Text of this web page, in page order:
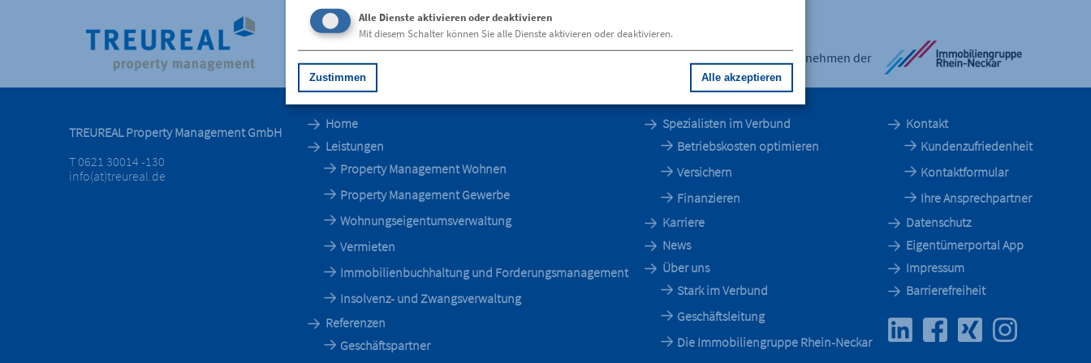
Ein Unternehmen der
TREUREAL Property Management GmbH
T 0621 30014 -130
info(at)treureal.de
Home
Leistungen
Property Management Wohnen
Property Management Gewerbe
Wohnungseigentumsverwaltung
Vermieten
Immobilienbuchhaltung und Forderungsmanagement
Insolvenz- und Zwangsverwaltung
Referenzen
Geschäftspartner
Spezialisten im Verbund
Betriebskosten optimieren
Versichern
Finanzieren
Karriere
News
Über uns
Stark im Verbund
Geschäftsleitung
Die Immobiliengruppe Rhein-Neckar
Kontakt
Kundenzufriedenheit
Kontaktformular
Ihre Ansprechpartner
Datenschutz
Eigentümerportal App
Impressum
Barrierefreiheit
Alle Dienste aktivieren oder deaktivieren
Mit diesem Schalter können Sie alle Dienste aktivieren oder deaktivieren.
Zustimmen Alle akzeptieren